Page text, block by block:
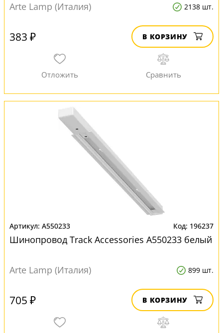
Arte Lamp (Италия) 2138 шт.
383 ₽ В КОРЗИНУ
A550233 196237
Шинопровод Track Accessories A550233 белый
Arte Lamp (Италия) 899 шт.
705 ₽ В КОРЗИНУ